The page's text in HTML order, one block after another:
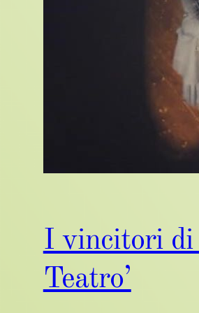
I vincitori di
Teatro’